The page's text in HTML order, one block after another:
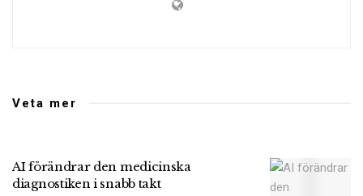
Veta mer
AI förändrar den medicinska
diagnostiken i snabb takt